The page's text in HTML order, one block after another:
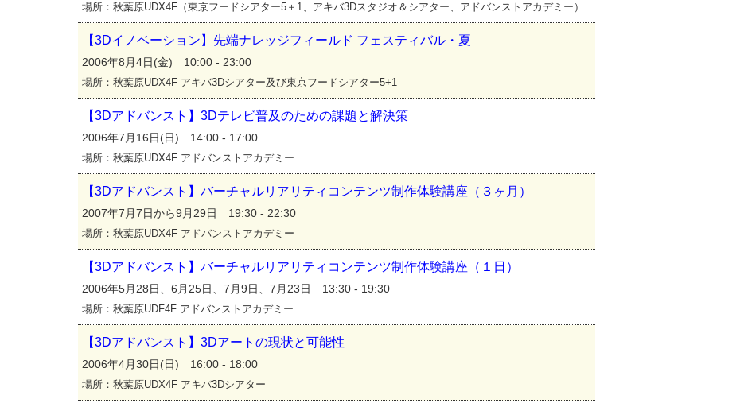
場所：秋葉原UDX4F（東京フードシアター5＋1、アキバ3Dスタジオ＆シアター、アドバンストアカデミー）
【3Dイノベーション】先端ナレッジフィールド フェスティバル・夏
2006年8月4日(金) 10:00 - 23:00
場所：秋葉原UDX4F アキバ3Dシアター及び東京フードシアター5+1
【3Dアドバンスト】3Dテレビ普及のための課題と解決策
2006年7月16日(日) 14:00 - 17:00
場所：秋葉原UDX4F アドバンストアカデミー
【3Dアドバンスト】バーチャルリアリティコンテンツ制作体験講座（３ヶ月）
2007年7月7日から9月29日 19:30 - 22:30
場所：秋葉原UDX4F アドバンストアカデミー
【3Dアドバンスト】バーチャルリアリティコンテンツ制作体験講座（１日）
2006年5月28日、6月25日、7月9日、7月23日 13:30 - 19:30
場所：秋葉原UDF4F アドバンストアカデミー
【3Dアドバンスト】3Dアートの現状と可能性
2006年4月30日(日) 16:00 - 18:00
場所：秋葉原UDX4F アキバ3Dシアター